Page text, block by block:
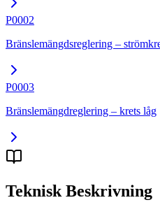
P0002
Bränslemängdsreglering –
P0003
Bränslemängdreglering – krets låg
Teknisk Beskrivning